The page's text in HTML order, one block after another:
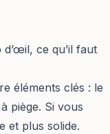
ce qu’il faut
éléments clés : le
piège. Si vous
et plus solide.